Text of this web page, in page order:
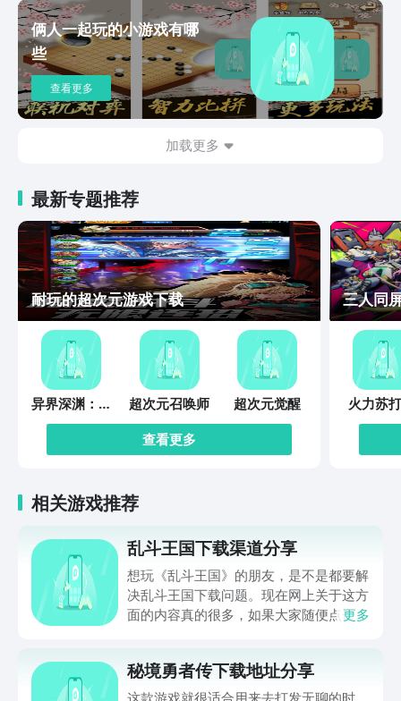
俩人一起玩的小游戏有哪
些
查看更多
加载更多
最新专题推荐
耐玩的超次元游戏下载
异界深渊：觉
醒
超次元召唤师
超次元觉醒
查看更多
三人同
火力苏
相关游戏推荐
乱斗王国下载渠道分享
想玩《乱斗王国》的朋友，是不是都要解
决乱斗王国下载问题。现在网上关于这方
面的内容真的很多，如果大家随便点击陌
app进行下载会更加方便，九游是手游福
利最多的游戏平台，在这里不仅能够看到
更多
秘境勇者传下载地址分享